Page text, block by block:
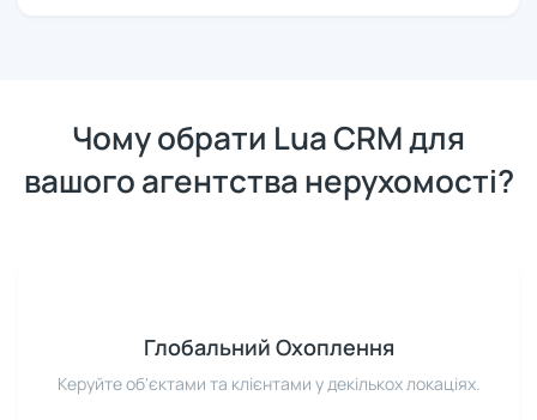
Чому обрати Lua CRM для
вашого агентства нерухомості?
Глобальний Охоплення
Керуйте об'єктами та клієнтами у декількох локаціях.